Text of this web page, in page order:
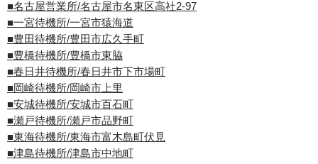
■名古屋営業所/名古屋市名東区高社2-97
■一宮待機所/一宮市猿海道
■豊田待機所/豊田市広久手町
■豊橋待機所/豊橋市東脇
■春日井待機所/春日井市下市場町
■岡崎待機所/岡崎市上里
■安城待機所/安城市百石町
■瀬戸待機所/瀬戸市品野町
■東海待機所/東海市富木島町伏見
■津島待機所/津島市中地町